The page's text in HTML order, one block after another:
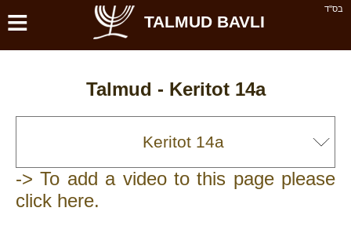
בס''ד ≡ TALMUD BAVLI
Talmud - Keritot 14a
-> To add a video to this page please
click here.